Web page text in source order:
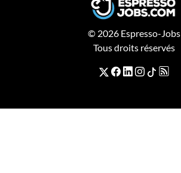
© 2026 Espresso-Jobs
Tous droits réservés